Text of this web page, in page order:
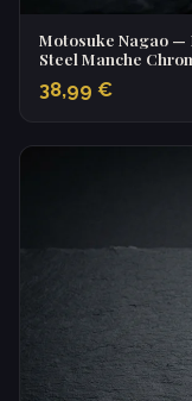
Motosuke Nagao —
Steel Manche
38,99 €